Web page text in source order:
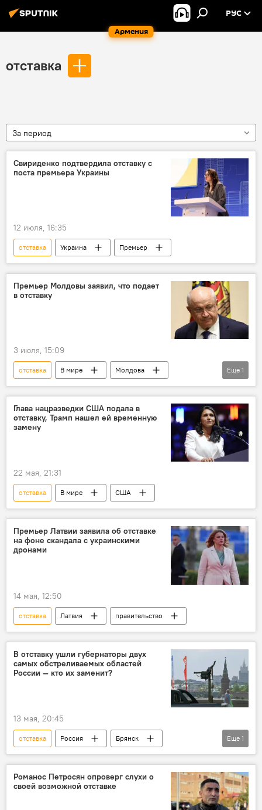
Армения
РУС
отставка
За период
Свириденко подтвердила отставку с
поста премьера Украины
12 июля, 16:35
отставка Украина Премьер
Премьер Молдовы заявил, что подает
в отставку
3 июля, 15:09
отставка В мире
Молдова
Премьер
Еще 1
Глава нацразведки США подала в
отставку, Трамп нашел ей временную
замену
22 мая, 21:31
отставка В мире США
Премьер Латвии заявила об отставке
на фоне скандала с украинскими
дронами
14 мая, 12:50
отставка Латвия правительство
В отставку ушли губернаторы двух
самых обстреливаемых областей
России — кто их заменит?
13 мая, 20:45
отставка Россия
Брянск
Белгород
Еще 1
Романос Петросян опроверг слухи о
своей возможной отставке